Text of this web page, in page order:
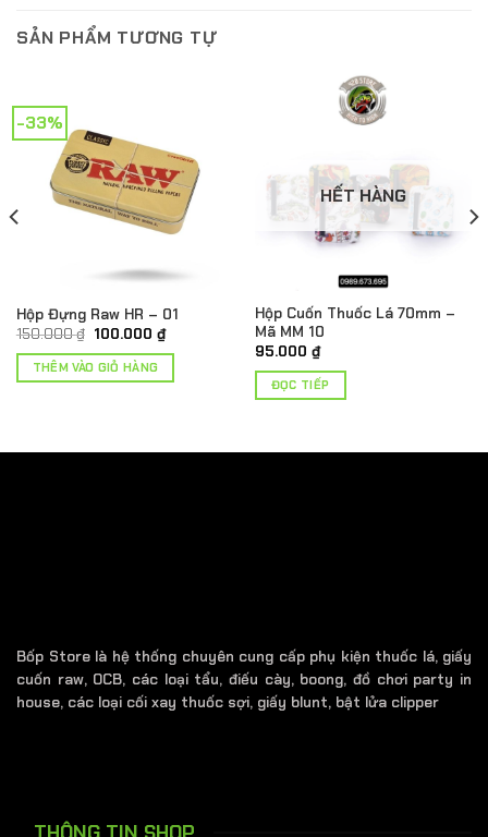
SẢN PHẨM TƯƠNG TỰ
-33%
Hộp Đựng Raw HR – 01
150.000₫ Giá
là:
150.000 ₫.
100.000 ₫Giá
hiện
tại
THÊM VÀO GIỎ HÀNG
HẾT HÀNG
Hộp Cuốn Thuốc Lá 70mm –
Mã MM 10
95.000 ₫
ĐỌC TIẾP
Bốp Store là hệ thống chuyên cung cấp phụ kiện thuốc lá, giấy
cuốn raw, OCB, các loại tẩu, điếu cày, boong, đồ chơi party in
house, các loại cối xay thuốc sợi, giấy blunt, bật lửa clipper